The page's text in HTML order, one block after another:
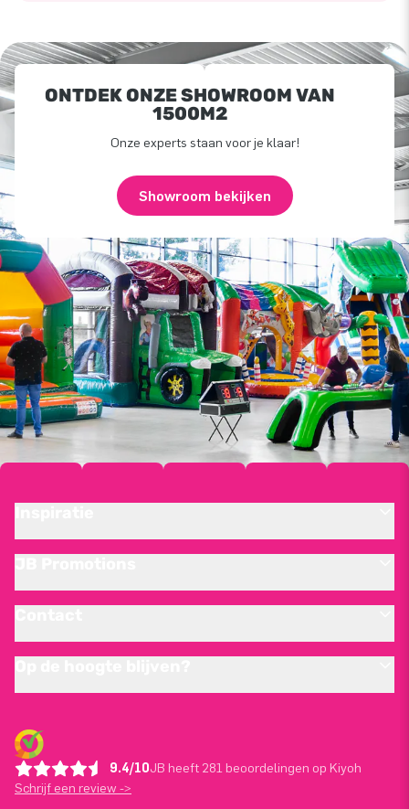
ONTDEK ONZE SHOWROOM VAN
1500M2
Onze experts staan voor je klaar!
Showroom bekijken
9.4/10JB heeft 281 beoordelingen op Kiyoh
Schrijf een review ->